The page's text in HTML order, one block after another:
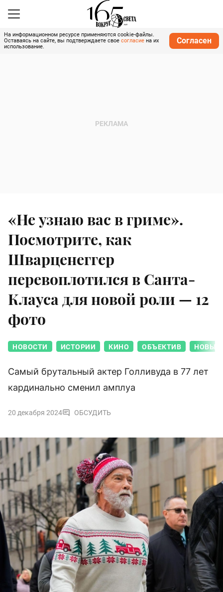
На информационном ресурсе применяются cookie-файлы.
Оставаясь на сайте, вы подтверждаете свое согласие на их
использование.
Согласен
«Не узнаю вас в гриме».
Посмотрите, как
Шварценеггер
перевоплотился в Санта-
Клауса для новой роли — 12
фото
НОВОСТИ ИСТОРИИ КИНО ОБЪЕКТИВ НОВЫЙ
Самый брутальный актер Голливуда в 77 лет
кардинально сменил амплуа
20 декабря 2024 ОБСУДИТЬ